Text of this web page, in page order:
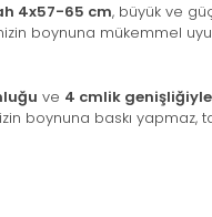
4x57-65 cm, büyük ve
boynuna mükemmel
ve 4 cmlik genişliğiyle
boynuna baskı yapmaz,